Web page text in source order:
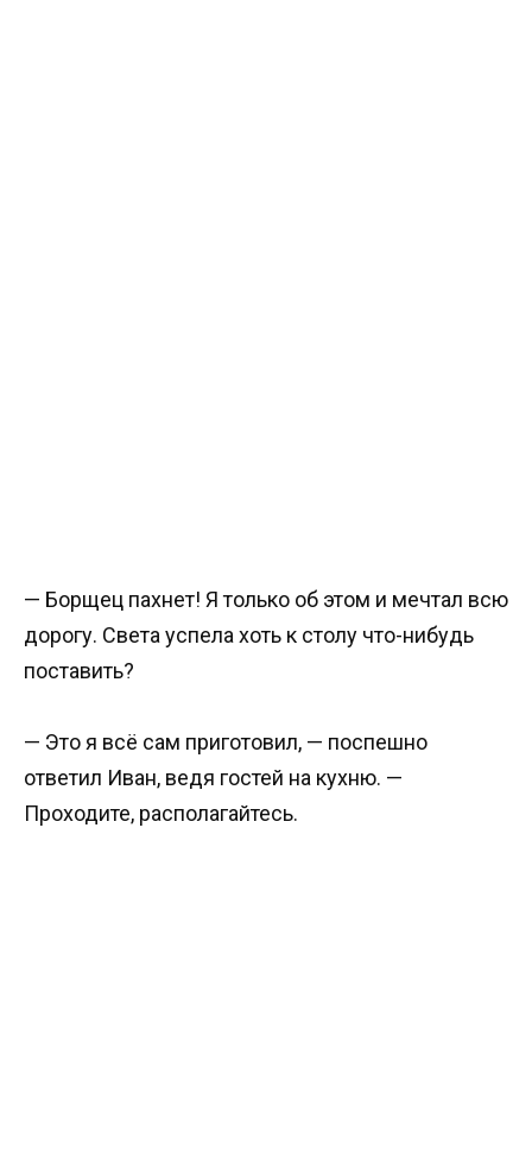
— Борщец пахнет! Я только об этом и мечтал всю
дорогу. Света успела хоть к столу что-нибудь
поставить?
— Это я всё сам приготовил, — поспешно
ответил Иван, ведя гостей на кухню. —
Проходите, располагайтесь.